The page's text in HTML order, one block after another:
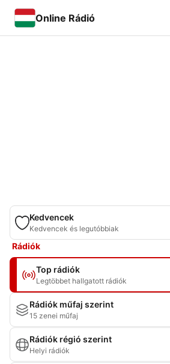
Online Rádió
Kedvencek
Kedvencek és legutóbbiak
Rádiók
Top rádiók
Legtöbbet hallgatott rádiók
Rádiók műfaj szerint
15 zenei műfaj
Rádiók régió szerint
Helyi rádiók